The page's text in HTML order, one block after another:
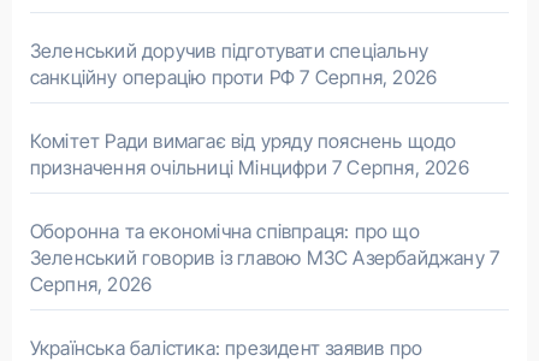
Зеленський доручив підготувати спеціальну
санкційну операцію проти РФ 7 Серпня, 2026
Комітет Ради вимагає від уряду пояснень щодо
призначення очільниці Мінцифри 7 Серпня, 2026
Оборонна та економічна співпраця: про що
Зеленський говорив із главою МЗС Азербайджану 7
Серпня, 2026
Українська балістика: президент заявив про